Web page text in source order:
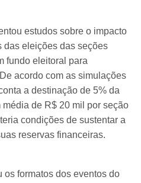
estudos sobre o impacto
das eleições das seções
fundo eleitoral para
acordo com as simulações
a destinação de 5% da
de R$ 20 mil por seção
condições de sustentar a
reservas financeiras.
formatos dos eventos do